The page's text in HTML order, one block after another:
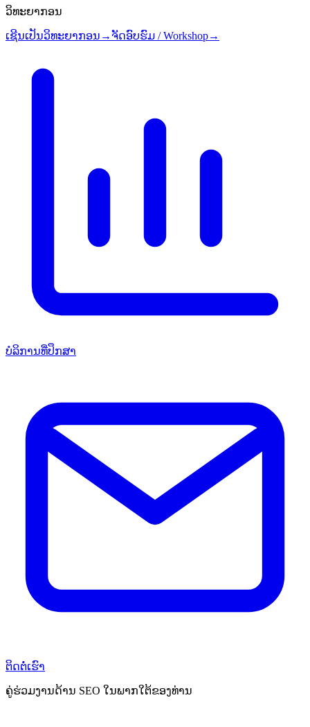
ວິທະຍາກອນ
ເຊີນເປັນວິທະຍາກອນ → ຈັດອົບຮົມ / Workshop→
ບໍລິການທີ່ປຶກສາ
ຕິດຕໍ່ເຮົາ
ຄູ່ຮ່ວມງານດ້ານ SEO ໃນພາກໃຕ້ຂອງທ່ານ